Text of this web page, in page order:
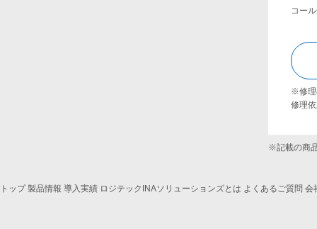
コー
※修理
修理
※記載の商
トップ 製品情報 導入実績 ロジテックINAソリューションズとは よくあるご質問 会